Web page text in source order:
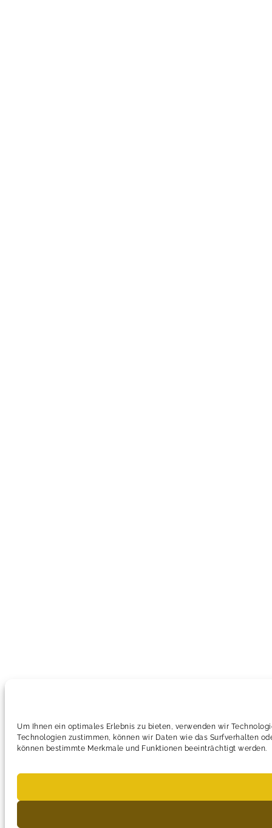
Um Ihnen ein optimales Erlebnis zu bieten, verwenden wir
Technologien zustimmen, können wir Daten wie das Surfverhalten
können bestimmte Merkmale und Funktionen beeinträchtigt werden.